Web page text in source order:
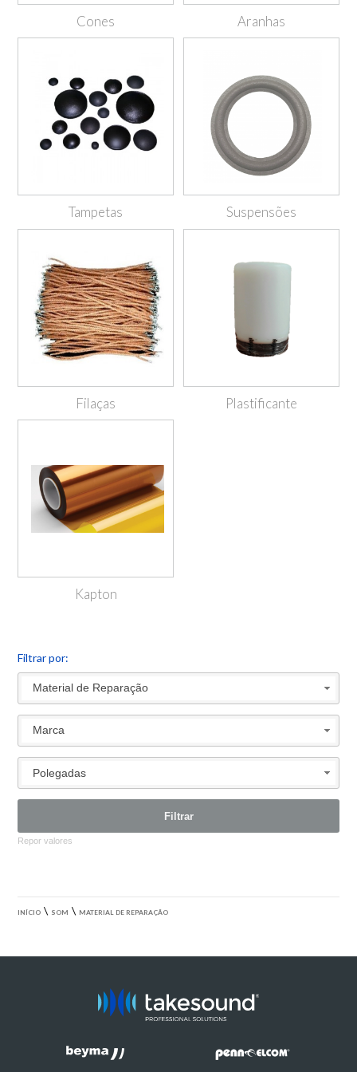
Cones Aranhas
Tampetas Suspensões
Filaças Plastificante
Kapton
Filtrar por:
Material de Reparação
Marca
Polegadas
Repor valores
INÍCIO \ SOM \ MATERIAL DE REPARAÇÃO